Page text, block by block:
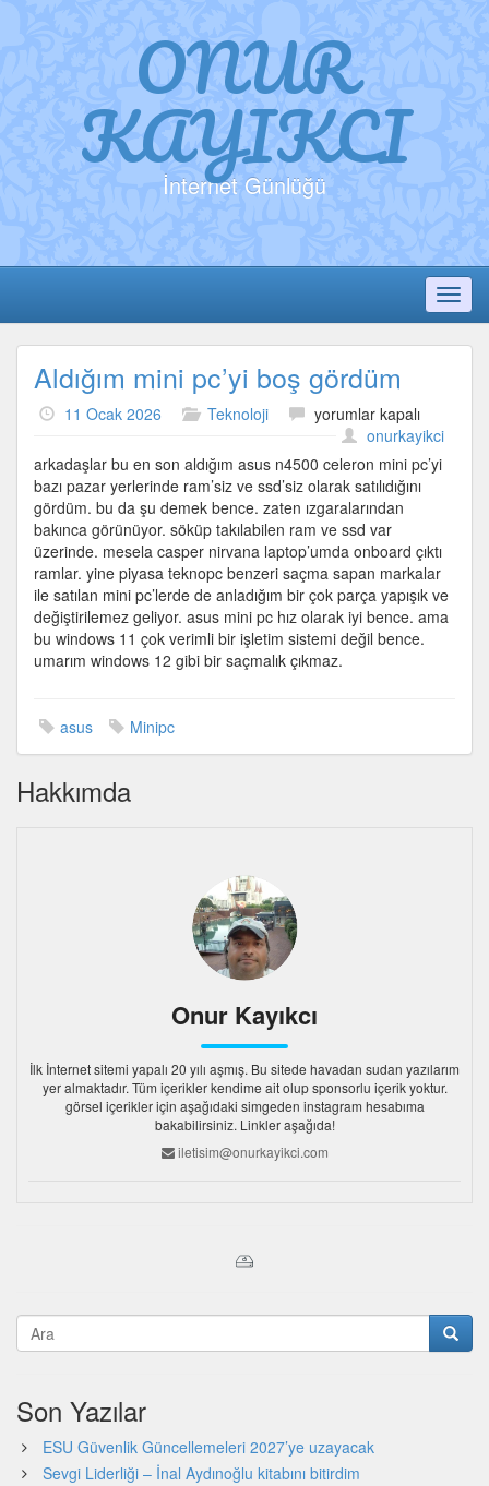
ONUR
KAYIKCI
İnternet Günlüğü
Aldığım mini pc’yi boş gördüm
11 Ocak 2026 Teknoloji
Aldığım
pc’yi
boş
gördüm
için
yorumlar kapalı
onurkayikci
arkadaşlar bu en son aldığım asus n4500 celeron mini pc’yi
bazı pazar yerlerinde ram’siz ve ssd’siz olarak satılıdığını
gördüm. bu da şu demek bence. zaten ızgaralarından
bakınca görünüyor. söküp takılabilen ram ve ssd var
üzerinde. mesela casper nirvana laptop’umda onboard çıktı
ramlar. yine piyasa teknopc benzeri saçma sapan markalar
ile satılan mini pc’lerde de anladığım bir çok parça yapışık ve
değiştirilemez geliyor. asus mini pc hız olarak iyi bence. ama
bu windows 11 çok verimli bir işletim sistemi değil bence.
umarım windows 12 gibi bir saçmalık çıkmaz.
asus Minipc
Hakkımda
Onur Kayıkcı
İlk İnternet sitemi yapalı 20 yılı aşmış. Bu sitede havadan sudan yazılarım
yer almaktadır. Tüm içerikler kendime ait olup sponsorlu içerik yoktur.
görsel içerikler için aşağıdaki simgeden instagram hesabıma
bakabilirsiniz. Linkler aşağıda!
iletisim@onurkayikci.com
Son Yazılar
ESU Güvenlik Güncellemeleri 2027’ye uzayacak
Sevgi Liderliği – İnal Aydınoğlu kitabını bitirdim